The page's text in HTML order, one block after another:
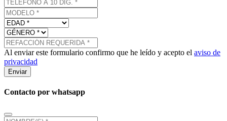
Al enviar este formulario confirmo que he leído y acepto el aviso de
privacidad
Enviar
Contacto por whatsapp